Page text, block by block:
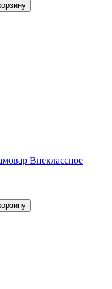
Внеклассное